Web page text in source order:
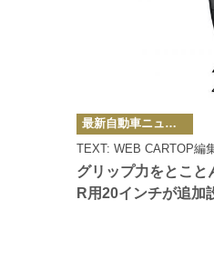
グリップ力をとこ
R用20インチが追加
TEXT: WEB CARTOP編
カ
テ
ゴ
リ
ー
最新自動車ニュース